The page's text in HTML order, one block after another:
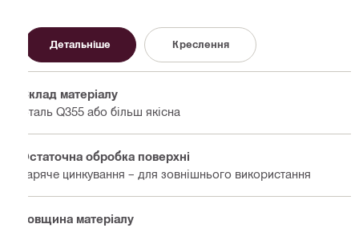
Детальніше Креслення
Склад матеріалу
Сталь Q355 або більш якісна
Остаточна обробка поверхні
Гаряче цинкування – для зовнішнього використання
Товщина матеріалу